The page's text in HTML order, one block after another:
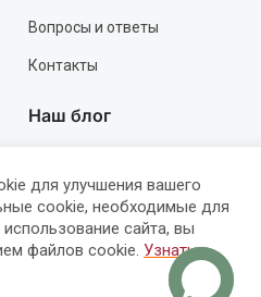
Вопросы и ответы
Контакты
Наш блог
Гигиена и безопасность
Образование и курсы
Ошибки и решения
для улучшения вашего
cookie, необходимые для
сайта, вы
файлов cookie. Узнать